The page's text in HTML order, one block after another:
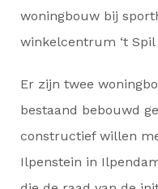
woningbouw bij
winkelcentrum ‘t
Er zijn twee
bestaand bebouwd
constructief willen
Ilpenstein in